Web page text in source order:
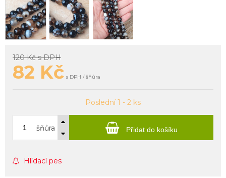
120 Kčs DPH
82 Kč s DPH / šňůra
Poslední 1 - 2 ks
šňůra Přidat do košíku
Hlídací pes